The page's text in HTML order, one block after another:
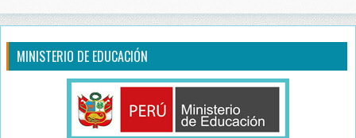
MINISTERIO DE EDUCACIÓN